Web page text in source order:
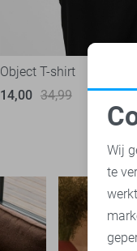
Object T-shirt
14,00 34,99
Wij
te